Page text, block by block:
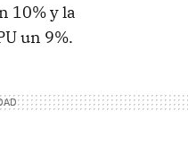
10% y la
un 9%.